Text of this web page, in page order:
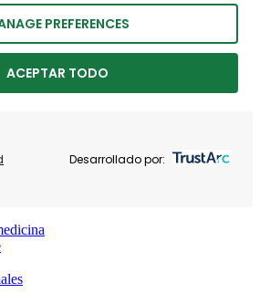
PREFERENCES
ACEPTAR TODO
Desarrollado por: